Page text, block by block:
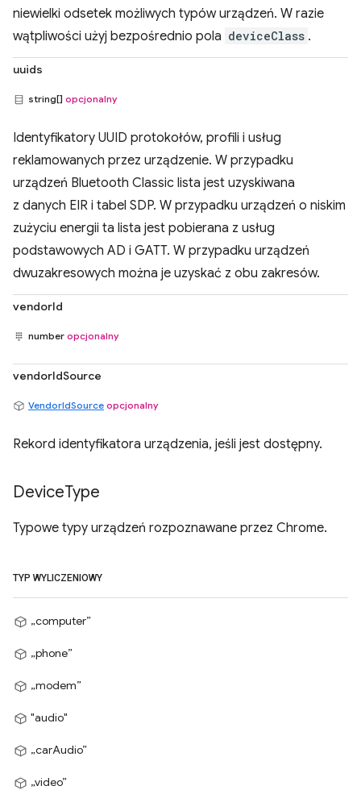
niewielki odsetek możliwych typów urządzeń. W razie
wątpliwości użyj bezpośrednio pola deviceClass .
uuids
string[] opcjonalny
Identyfikatory UUID protokołów, profili i usług
reklamowanych przez urządzenie. W przypadku
urządzeń Bluetooth Classic lista jest uzyskiwana
z danych EIR i tabel SDP. W przypadku urządzeń o niskim
zużyciu energii ta lista jest pobierana z usług
podstawowych AD i GATT. W przypadku urządzeń
dwuzakresowych można je uzyskać z obu zakresów.
vendorId
number opcjonalny
vendorIdSource
VendorIdSource opcjonalny
Rekord identyfikatora urządzenia, jeśli jest dostępny.
DeviceType
Typowe typy urządzeń rozpoznawane przez Chrome.
TYP WYLICZENIOWY
„computer”
„phone”
„modem”
"audio"
„carAudio”
„video”